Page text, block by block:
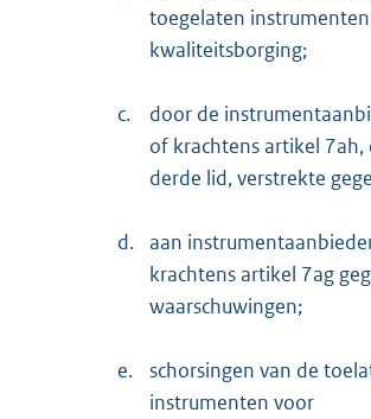
toegelaten
kwaliteitsborging;
c.
door de
of krachtens artikel 7ah,
derde lid, verstrekte
d. aan
krachtens artikel 7ag
waarschuwingen;
e.
schorsingen van de
instrumenten voor